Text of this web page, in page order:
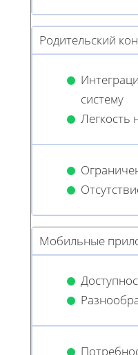
Родительский
систему
Легкость
Мобильные